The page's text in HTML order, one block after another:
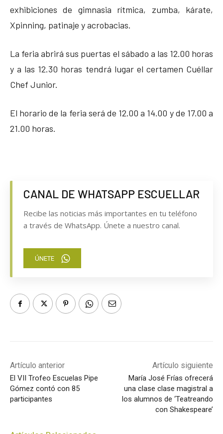
exhibiciones de gimnasia rítmica, zumba, kárate,
Xpinning, patinaje y acrobacias.
La feria abrirá sus puertas el sábado a las 12.00 horas
y a las 12.30 horas tendrá lugar el certamen Cuéllar
Chef Junior.
El horario de la feria será de 12.00 a 14.00 y de 17.00 a
21.00 horas.
CANAL DE WHATSAPP ESCUELLAR
Recibe las noticias más importantes en tu teléfono
a través de WhatsApp. Únete a nuestro canal.
ÚNETE
Artículo anterior
El VII Trofeo Escuelas Pipe
Gómez contó con 85
participantes
Artículo siguiente
María José Frías ofrecerá
una clase clase magistral a
los alumnos de ‘Teatreando
con Shakespeare’